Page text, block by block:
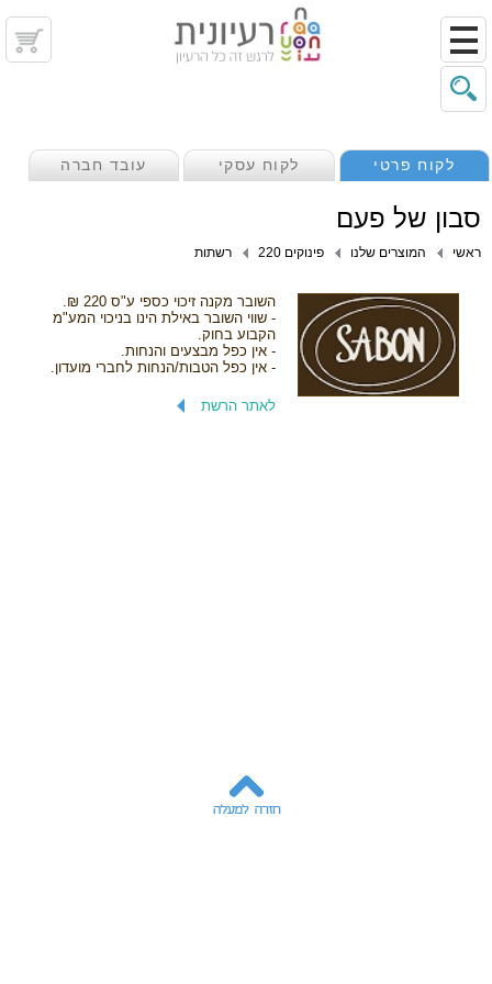
לקוח פרטי לקוח עסקי עובד חברה
סבון של פעם
ראשי המוצרים שלנו פינוקים 220 רשתות
השובר מקנה זיכוי כספי ע"ס 220 ₪.
- שווי השובר באילת הינו בניכוי המע"מ
הקבוע בחוק.
- אין כפל מבצעים והנחות.
- אין כפל הטבות/הנחות לחברי מועדון.
לאתר הרשת